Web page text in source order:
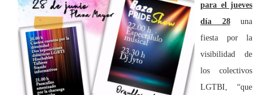
para el jueves
día 28una
fiesta por la
visibilidad de
los colectivos
LGTBI, “que